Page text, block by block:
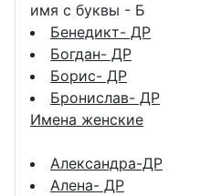
имя с буквы - Б
Бенедикт- ДР
Богдан- ДР
Борис- ДР
Бронислав- ДР
Имена женские
Александра-ДР
Алена- ДР